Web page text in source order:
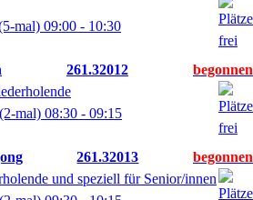
261.32012
(2-mal) 08:30 - 09:15
261.32013
und speziell für Senior/innen
mal) 09:00 - 10:30